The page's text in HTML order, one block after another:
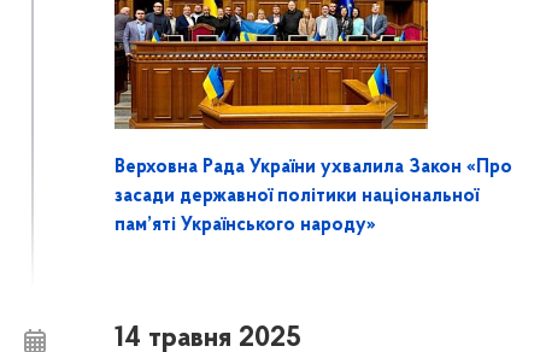
Верховна Рада України ухвалила Закон «Про
засади державної політики національної
пам’яті Українського народу»
14 травня 2025